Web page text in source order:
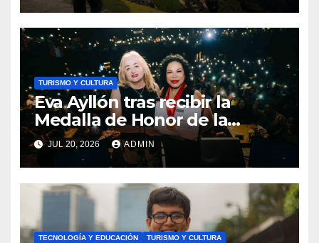
TURISMO Y CULTURA
Eva Ayllón tras recibir la
Medalla de Honor de la
Cultura: «Gracias por
permitirme representar al
Perú»
JUL 20, 2026 ADMIN
TECNOLOGÍA Y EDUCACIÓN TURISMO Y CULTURA